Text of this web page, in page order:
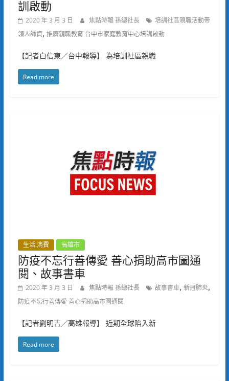
訓啟動
2020 年 3 月 3 日 焦點時報 孫總社長
培訓社區親職活動帶
領人師資, 推廣親職教育 台中市家庭教育中心培訓啟動
【記者白信東／台中報導】 為培訓社區親職
Read more
生活.消費 高雄市
防疫不忘行善傳愛 善心捐助高市圖通
閱、故事書車
2020 年 3 月 3 日 焦點時報 孫總社長 故事書車, 新冠肺炎,
防疫不忘行善傳愛 善心捐助高市圖通閱
【記者劉明吉／高雄報導】 近期全球陷入新
Read more